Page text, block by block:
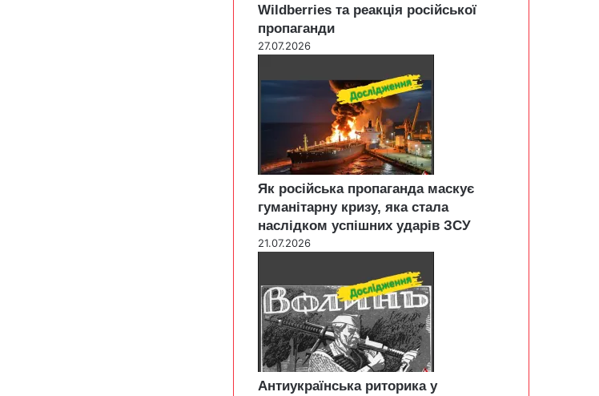
Wildberries та реакція російської
пропаганди
27.07.2026
Як російська пропаганда маскує
гуманітарну кризу, яка стала
наслідком успішних ударів ЗСУ
21.07.2026
Антиукраїнська риторика у